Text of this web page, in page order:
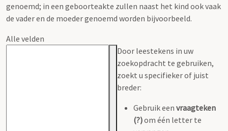
genoemd; in een geboorteakte zullen naast het kind ook vaak
de vader en de moeder genoemd worden bijvoorbeeld.
Alle velden
Door leestekens in uw
zoekopdracht te gebruiken,
zoekt u specifieker of juist
breder:
Gebruik een vraagteken
(?)om één letter te